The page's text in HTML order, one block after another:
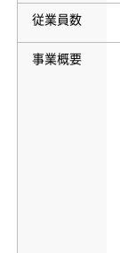
従業員数
事業概要